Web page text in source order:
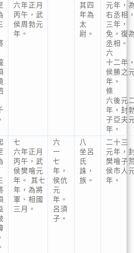
六年正月
丙午，武
侯周勃元
年。
其四
年為
太
尉。
元年，
右丞相
三年，
免。復
丞相。
六
十二年
侯勝之
年。
條
六後元
年，封
子亞夫
年。
七
六年正月
丙午，武
侯樊噲元
年。 其七
年，為將
軍、相國
三月。
六
一
七
年，
侯伉
元
年。
呂須
子。
八
坐呂
氏
誅，
族。
二十三
元年，
樊噲子
侯市人
年。